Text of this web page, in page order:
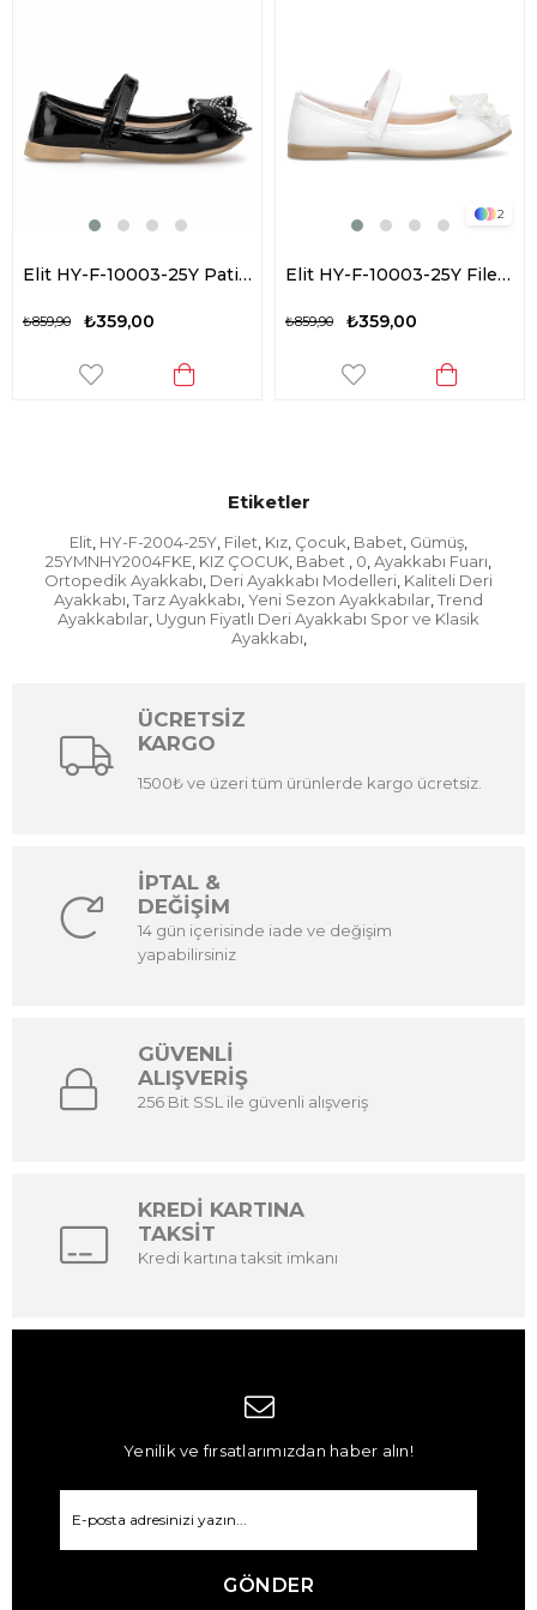
Elit HY-F-10003-25Y Patik Kız Çocuk Babet Siyah
₺359,00
₺859,90
2
Elit HY-F-10003-25Y Filet Kız Çocuk Babet Beyaz
₺359,00
₺859,90
Etiketler
Elit HY-F-2004-25Y Filet Kız Çocuk Babet Gümüş
25YMNHY2004FKE KIZ ÇOCUK Babet 0 Ayakkabı Fuarı
Ortopedik Ayakkabı Deri Ayakkabı Modelleri Kaliteli Deri
Ayakkabı Tarz Ayakkabı Yeni Sezon Ayakkabılar Trend
Ayakkabılar Uygun Fiyatlı Deri Ayakkabı Spor ve Klasik
Ayakkabı
ÜCRETSİZ
KARGO
1500₺ ve üzeri tüm ürünlerde kargo ücretsiz.
İPTAL &
DEĞİŞİM
14 gün içerisinde iade ve değişim
yapabilirsiniz
GÜVENLİ
ALIŞVERİŞ
256 Bit SSL ile güvenli alışveriş
KREDİ KARTINA
TAKSİT
Kredi kartına taksit imkanı
Yenilik ve fırsatlarımızdan haber alın!
GÖNDER